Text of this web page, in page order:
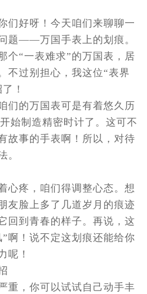
好呀！今天咱们来聊聊一
题——万国手表上的划痕。
个“一表难求”的万国表，居
不过别担心，我这位“表界
！
的万国表可是有着悠久历
始制造精密时计了。这可不
故事的手表啊！所以，对待
。
疼，咱们得调整心态。想
友脸上多了几道岁月的痕迹
回到青春的样子。再说，这
啊！说不定这划痕还能给你
呢！
，你可以试试自己动手丰